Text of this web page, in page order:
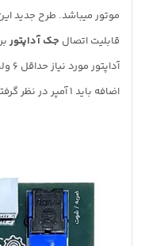
موتور میباشد. طرح جدید
قابلیت اتصال جک آداپتور
اضافه باید 1 آمپر در نظر گرفته شود.